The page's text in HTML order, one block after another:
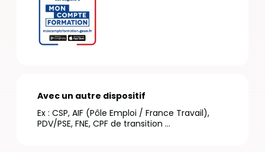
Avec un autre dispositif
Ex : CSP, AIF (Pôle Emploi / France Travail),
PDV/PSE, FNE, CPF de transition …